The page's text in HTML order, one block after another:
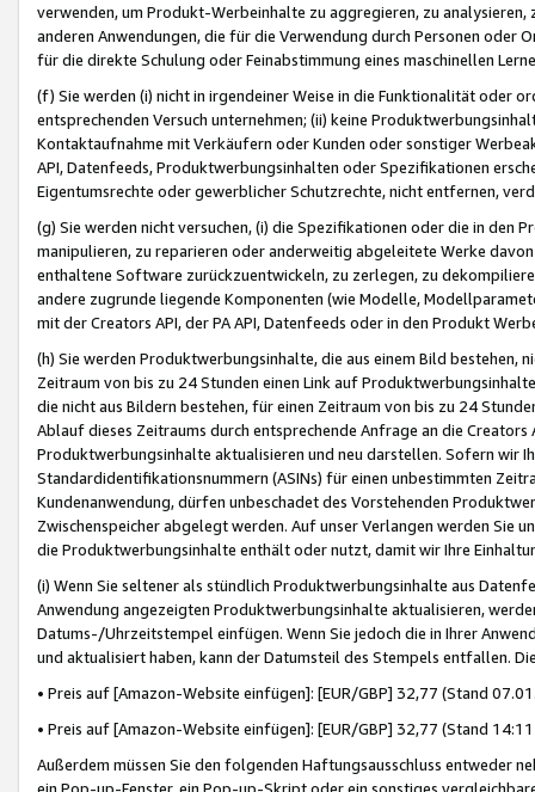
verwenden, um Produkt-Werbeinhalte zu aggregieren, zu
anderen Anwendungen, die für die Verwendung durch Personen
für die direkte Schulung oder Feinabstimmung eines maschinellen
(f) Sie werden (i) nicht in irgendeiner Weise in die Funktionalität oder
entsprechenden Versuch unternehmen; (ii) keine
Kontaktaufnahme mit Verkäufern oder Kunden oder sonstiger
API, Datenfeeds, Produktwerbungsinhalten oder Spezifikationen
Eigentumsrechte oder gewerblicher Schutzrechte, nicht entfernen,
(g) Sie werden nicht versuchen, (i) die Spezifikationen oder die in
manipulieren, zu reparieren oder anderweitig abgeleitete Werke
enthaltene Software zurückzuentwickeln, zu zerlegen, zu
andere zugrunde liegende Komponenten (wie Modelle,
mit der Creators API, der PA API, Datenfeeds oder in den Produkt
(h) Sie werden Produktwerbungsinhalte, die aus einem Bild bestehen,
Zeitraum von bis zu 24 Stunden einen Link auf
die nicht aus Bildern bestehen, für einen Zeitraum von bis zu 24
Ablauf dieses Zeitraums durch entsprechende Anfrage an die
Produktwerbungsinhalte aktualisieren und neu darstellen. Sofern wir
Standardidentifikationsnummern (ASINs) für einen unbestimmten
Kundenanwendung, dürfen unbeschadet des Vorstehenden
Zwischenspeicher abgelegt werden. Auf unser Verlangen werden Sie
die Produktwerbungsinhalte enthält oder nutzt, damit wir Ihre
(i) Wenn Sie seltener als stündlich Produktwerbungsinhalte aus
Anwendung angezeigten Produktwerbungsinhalte aktualisieren,
Datums-/Uhrzeitstempel einfügen. Wenn Sie jedoch die in Ihrer
und aktualisiert haben, kann der Datumsteil des Stempels entfallen.
• Preis auf [Amazon-Website einfügen]: [EUR/GBP] 32,77 (Stand
• Preis auf [Amazon-Website einfügen]: [EUR/GBP] 32,77 (Stand
Außerdem müssen Sie den folgenden Haftungsausschluss entweder
ein Pop-up-Fenster, ein Pop-up-Skript oder ein sonstiges